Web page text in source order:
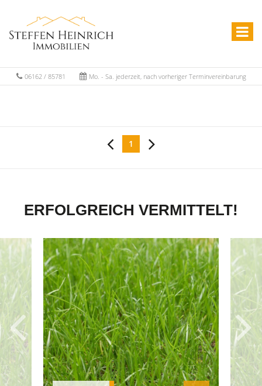
06162 / 85781 Mo. - Sa. jederzeit, nach vorheriger Terminvereinbarung
1
ERFOLGREICH VERMITTELT!